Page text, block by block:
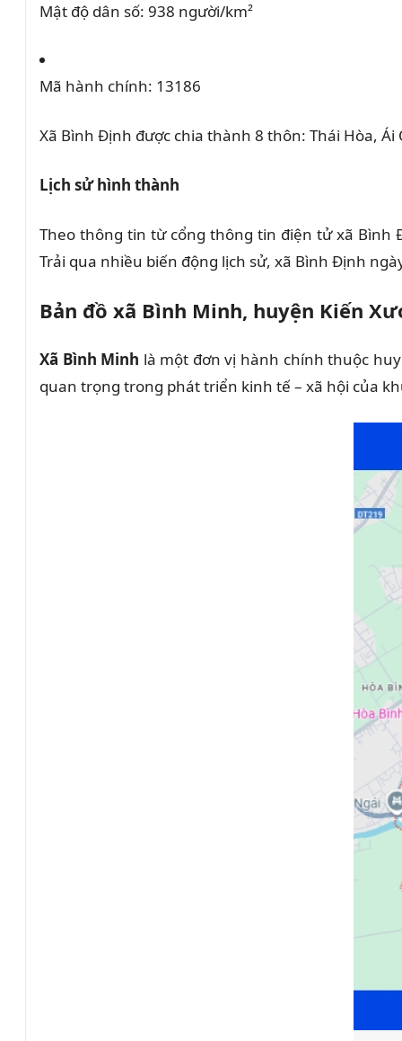
Mật độ dân số: 938 người/km²
Mã hành chính: 13186
Xã Bình Định được chia thành 8 thôn: Thái Hòa,
Lịch sử hình thành
Theo thông tin từ cổng thông tin điện tử xã Bình
Trải qua nhiều biến động lịch sử, xã Bình Định
Bản đồ xã Bình Minh, huyện Kiến
Xã Bình Minh là một đơn vị hành chính thuộc
quan trọng trong phát triển kinh tế – xã hội của